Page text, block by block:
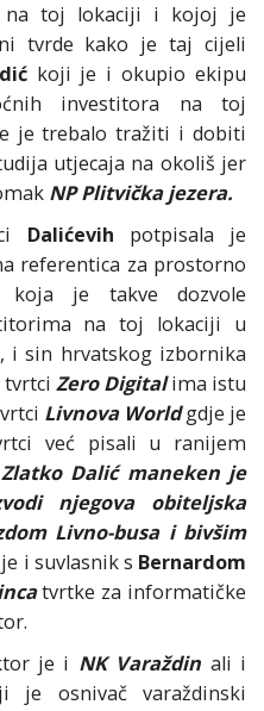
na toj lokaciji i kojoj je
tvrde kako je taj cijeli
koji je i okupio ekipu
investitora na toj
je trebalo tražiti i dobiti
utjecaja na okoliš jer
NP Plitvička jezera.
Dalićevih potpisala je
referentica za prostorno
koja je takve dozvole
na toj lokaciji u
i sin hrvatskog izbornika
Zero Digitalima istu
Livnova Worldgdje je
već pisali u ranijem
Zlatko Dalić maneken je
njegova obiteljska
Livno-busa i bivšim
je i suvlasnik s Bernardom
tvrtke za informatičke
je i NK Varaždin ali i
osnivač varaždinski